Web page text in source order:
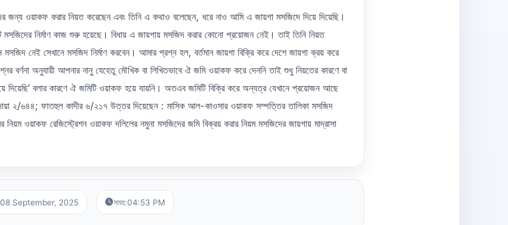
জন্য ওয়াকফ করার নিয়ত করেছেন এবং তিনি এ কথাও বলেছেন, ধরে নাও আমি এ জায়গা মসজিদে দিয়ে দিয়েছি।
মসজিদের নির্মাণ কাজ শুরু হয়েছে। বিধায় এ জায়গায় মসজিদ করার কোনো প্রয়োজন নেই। তাই তিনি নিয়ত
মসজিদ নেই সেখানে মসজিদ নির্মাণ করবেন। আমার প্রশ্ন হল, বর্তমান জায়গা বিক্রি করে দেশে জায়গা ক্রয় করে
বর্ণনা অনুযায়ী আপনার নানু যেহেতু মৌখিক বা লিখিতভাবে ঐ জমি ওয়াকফ করে দেননি তাই শুধু নিয়তের কারণে বা
দিয়েছি’ বলার কারণে ঐ জমিটি ওয়াকফ হয়ে যায়নি। অতএব জমিটি বিক্রি করে অন্যত্র যেখানে প্রয়োজন আছে
২/৬৪৪; ফাতহুল কাদীর ৬/২১৭ উত্তর দিয়েছেন : মাসিক আল-কাওসার ওয়াকফ সম্পত্তির তালিকা মসজিদ
ওয়াকফ রেজিস্ট্রেশন ওয়াকফ দলিলের নমুনা মসজিদের জমি বিক্রয় করার নিয়ম মসজিদের জায়গায় মাদ্রাসা
08 September, 2025 সময়:04:53 PM